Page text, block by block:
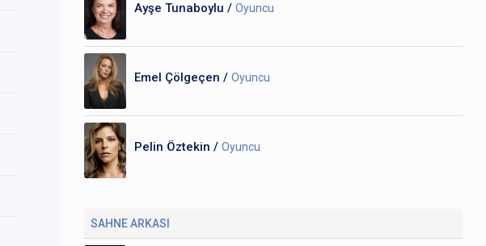
Ayşe Tunaboylu / Oyuncu
Emel Çölgeçen / Oyuncu
Pelin Öztekin / Oyuncu
SAHNE ARKASI